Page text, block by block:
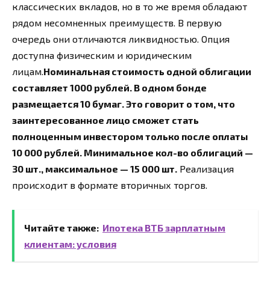
классических вкладов, но в то же время обладают
рядом несомненных преимуществ. В первую
очередь они отличаются ликвидностью. Опция
доступна физическим и юридическим
лицам.Номинальная стоимость одной облигации
составляет 1000 рублей. В одном бонде
размещается 10 бумаг. Это говорит о том, что
заинтересованное лицо сможет стать
полноценным инвестором только после оплаты
10 000 рублей. Минимальное кол-во облигаций —
30 шт., максимальное — 15 000 шт. Реализация
происходит в формате вторичных торгов.
Читайте также: Ипотека ВТБ зарплатным
клиентам: условия